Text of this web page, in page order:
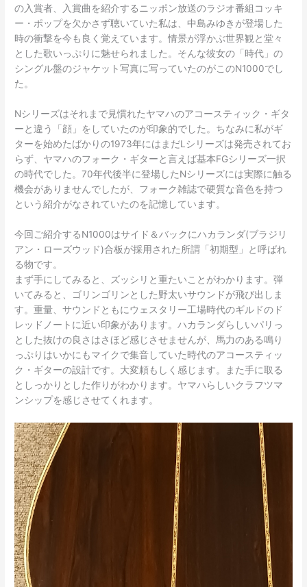
の入賞者、入賞曲を紹介するニッポン放送のラジオ番組コッキ
ー・ポップを欠かさず聴いていた私は、中島みゆきが登場した
時の衝撃を今も良く覚えています。情景が浮かぶ世界観と堂々
とした歌いっぷりに魅せられました。そんな彼女の「時代」の
シングル盤のジャケット写真に写っていたのがこのN1000でし
た。
Nシリーズはそれまで見慣れたヤマハのアコースティック・ギタ
ーと違う「顔」をしていたのが印象的でした。ちなみに私がギ
ターを始めたばかりの1973年にはまだLシリーズは発売されてお
らず、ヤマハのフォーク・ギターと言えば基本FGシリーズ一択
の時代でした。70年代後半に登場したNシリーズには実際に触る
機会がありませんでしたが、フォーク雑誌で硬質な音色を持つ
という紹介がなされていたのを記憶しています。
今回ご紹介するN1000はサイド＆バックにハカランダ(ブラジリ
アン・ローズウッド)合板が採用された所謂「初期型」と呼ばれ
る物です。
まず手にしてみると、ズッシリと重たいことがわかります。弾
いてみると、ゴリンゴリンとした野太いサウンドが飛び出しま
す。重量、サウンドともにウェスタリー工場時代のギルドのド
レッドノートに近い印象があります。ハカランダらしいパリっ
とした抜けの良さはさほど感じさせませんが、馬力のある鳴り
っぷりはいかにもマイクで集音していた時代のアコースティッ
ク・ギターの設計です。大変頼もしく感じます。また手に取る
としっかりとした作りがわかります。ヤマハらしいクラフツマ
ンシップを感じさせてくれます。